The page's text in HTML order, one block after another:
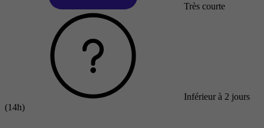
Très courte
Inférieur à 2 jours
(14h)